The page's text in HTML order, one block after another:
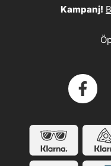
Kampanj!